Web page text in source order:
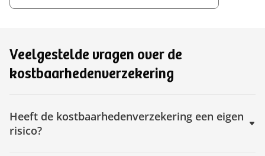
Veelgestelde vragen over de
kostbaarhedenverzekering
Heeft de kostbaarhedenverzekering een eigen
risico?